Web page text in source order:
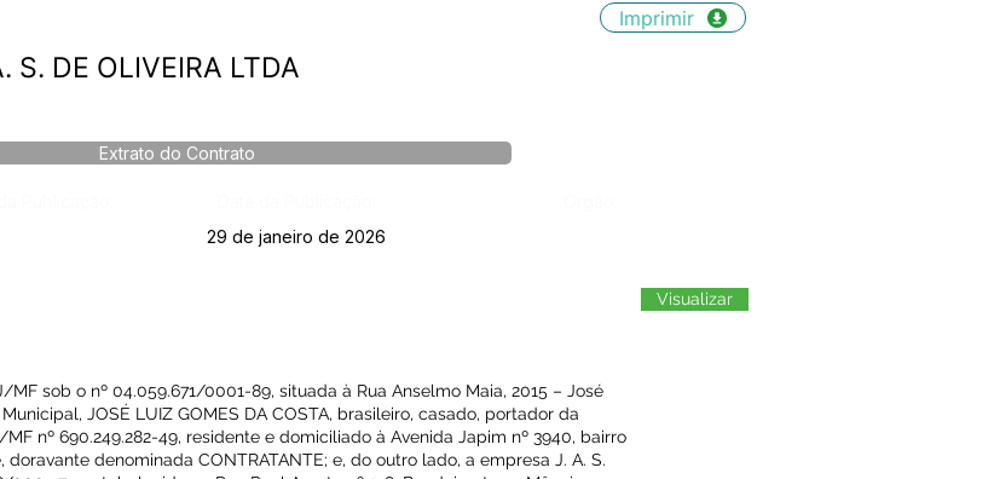
Imprimir
S. DE OLIVEIRA LTDA
Extrato do Contrato
29 de janeiro de 2026
MF sob o nº 04.059.671/0001-89, situada à Rua Anselmo Maia, 2015 – José
JOSÉ LUIZ GOMES DA COSTA, brasileiro, casado, portador da
nº 690.249.282-49, residente e domiciliado à Avenida Japim nº 3940, bairro
denominada CONTRATANTE; e, do outro lado, a empresa J. A. S.
Visualizar